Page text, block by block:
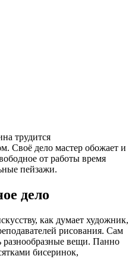
трудится
Своё дело мастер обожает и
от работы время
пейзажи.
дело
как думает художник,
рисования. Сам
разнообразные вещи. Панно
бисеринок,